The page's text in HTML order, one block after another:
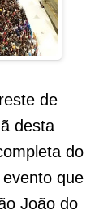
de
desta
do
que
João do